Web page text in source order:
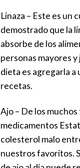
Linaza – Este es un
demostrado que la
absorbe de los
personas mayores
dieta es agregarla
recetas.
Ajo – De los
medicamentos
colesterol malo
nuestros favoritos.